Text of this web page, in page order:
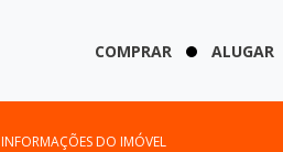
COMPRAR ALUGAR
INFORMAÇÕES DO IMÓVEL